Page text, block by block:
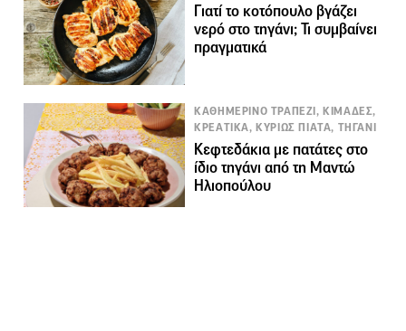
Γιατί το κοτόπουλο βγάζει
νερό στο τηγάνι; Τι συμβαίνει
πραγματικά
ΚΑΘΗΜΕΡΙΝΟ ΤΡΑΠΕΖΙ, ΚΙΜΑΔΕΣ,
ΚΡΕΑΤΙΚΑ, ΚΥΡΙΩΣ ΠΙΑΤΑ, ΤΗΓΑΝΙ
Κεφτεδάκια με πατάτες στο
ίδιο τηγάνι από τη Μαντώ
Ηλιοπούλου